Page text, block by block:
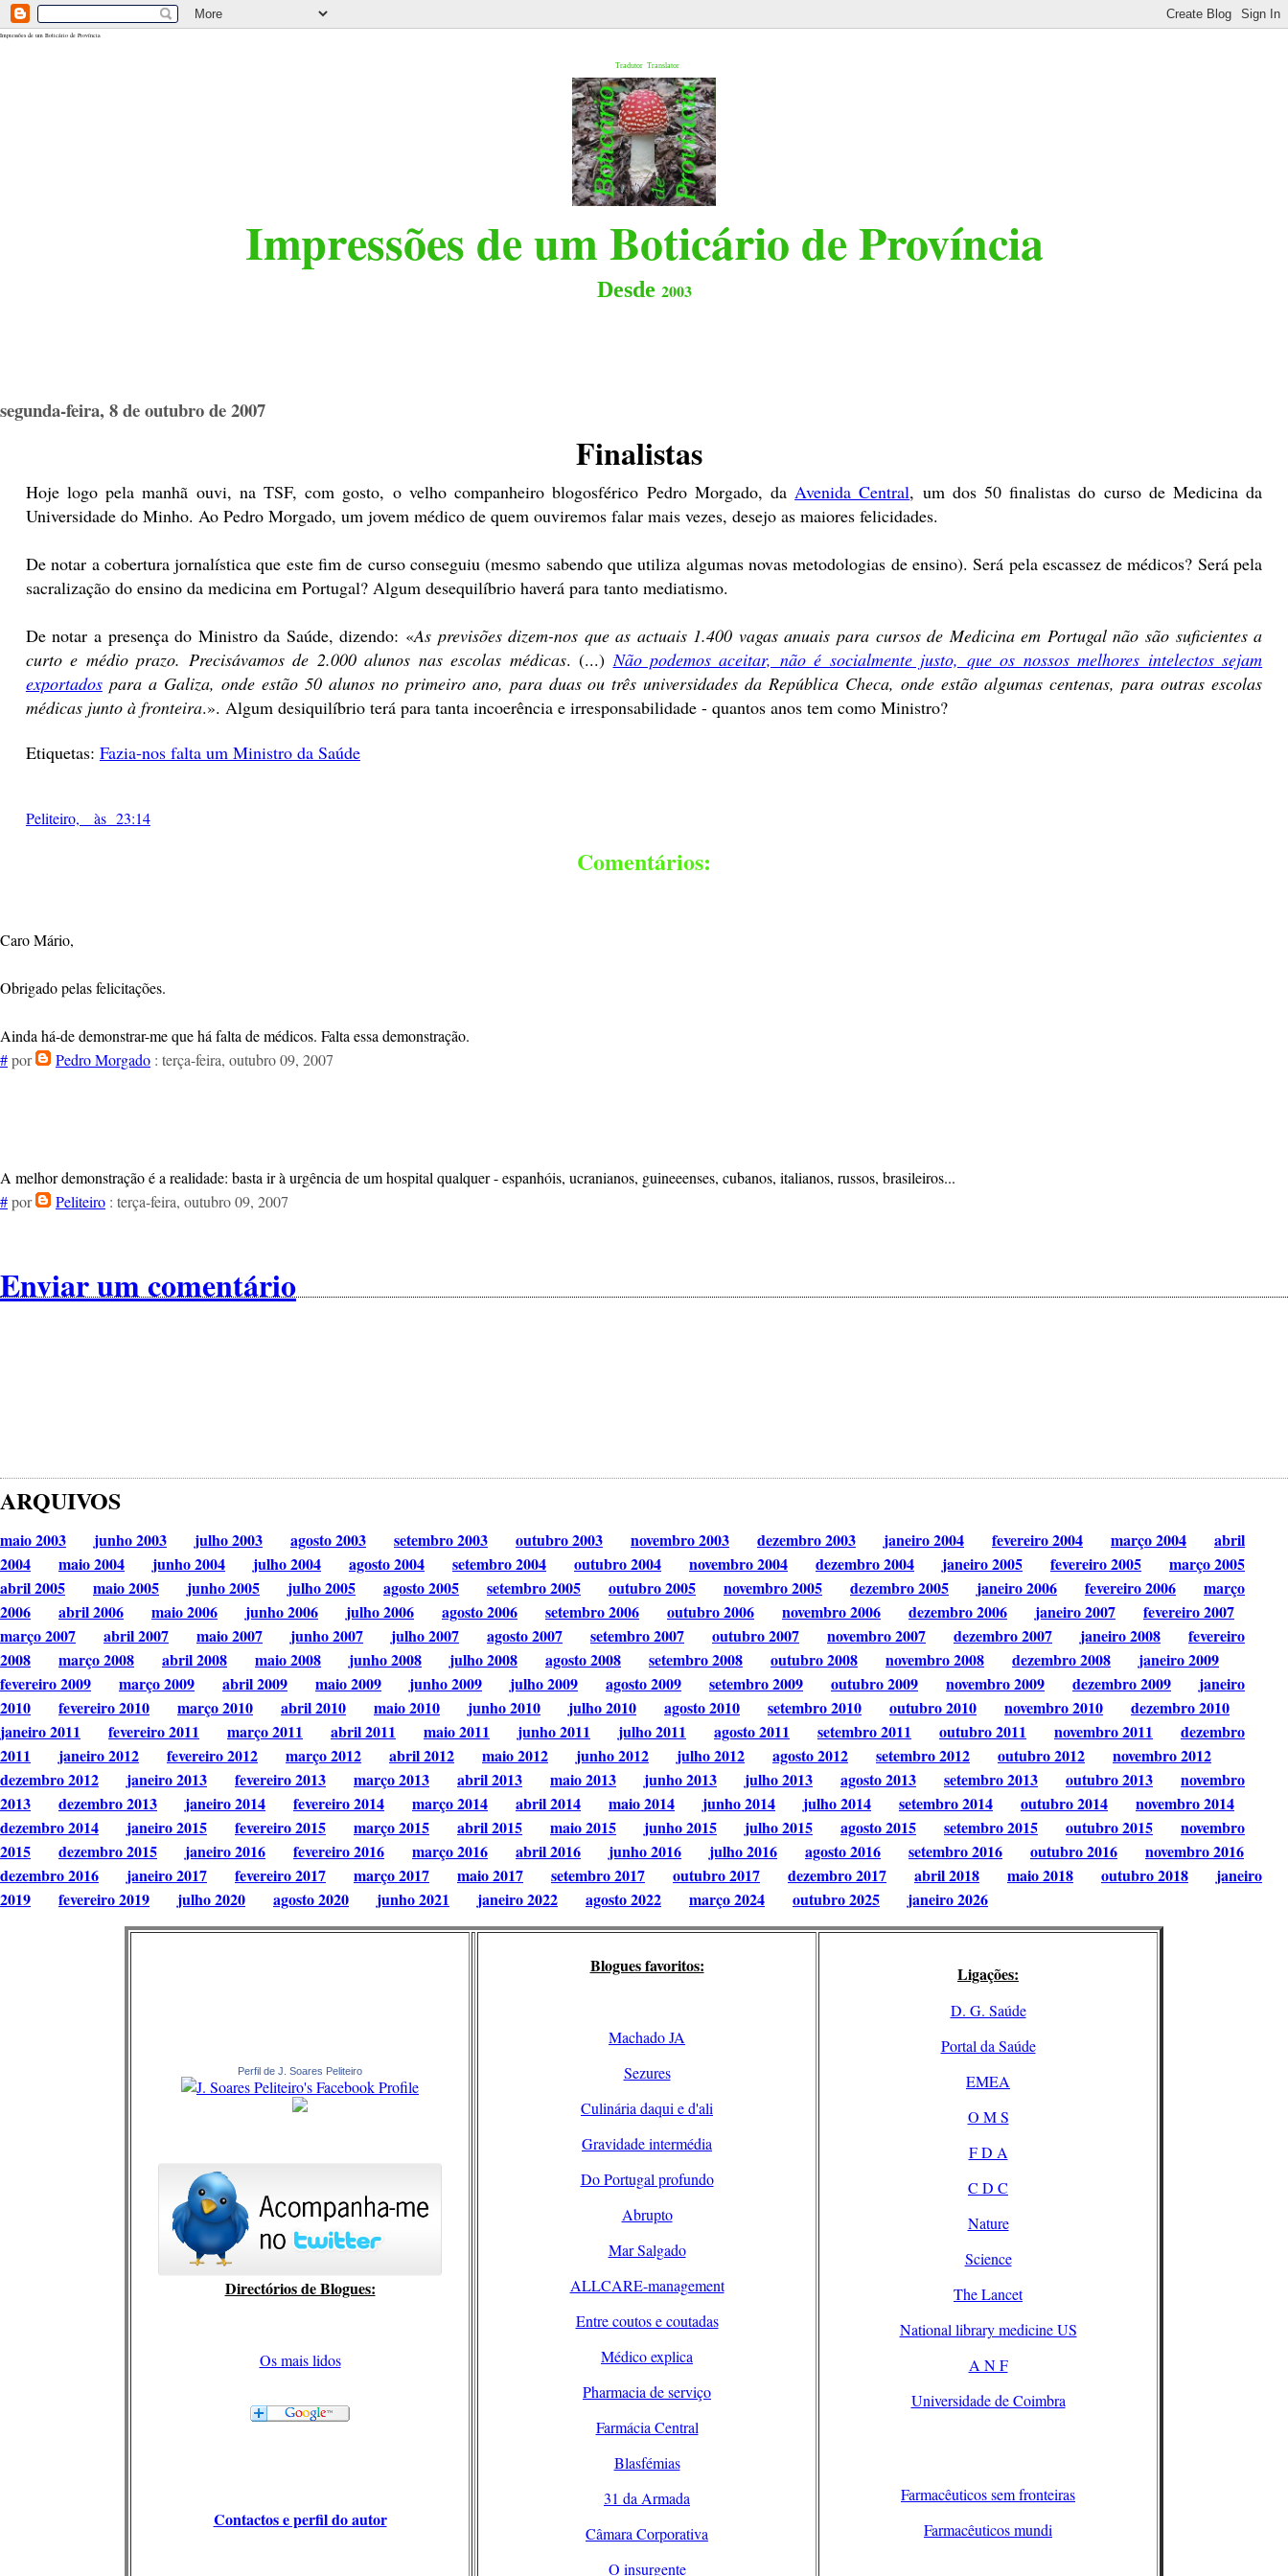
<$BlogRSDUrl$>
Impressões de um Boticário de Província
Tradutor Translator
Impressões de um Boticário de Província
Desde 2003
segunda-feira, 8 de outubro de 2007
Finalistas
Hoje logo pela manhã ouvi, na TSF, com gosto, o velho companheiro blogosférico Pedro Morgado, da Avenida Central, um dos 50 finalistas do curso de Medicina da
Universidade do Minho. Ao Pedro Morgado, um jovem médico de quem ouviremos falar mais vezes, desejo as maiores felicidades.
De notar a cobertura jornalística que este fim de curso conseguiu (mesmo sabendo que utiliza algumas novas metodologias de ensino). Será pela escassez de médicos? Será pela
sacralização do ensino da medicina em Portugal? Algum desequilíbrio haverá para tanto mediatismo.
De notar a presença do Ministro da Saúde, dizendo: «As previsões dizem-nos que as actuais 1.400 vagas anuais para cursos de Medicina em Portugal não são suficientes a
curto e médio prazo. Precisávamos de 2.000 alunos nas escolas médicas. (...) Não podemos aceitar, não é socialmente justo, que os nossos melhores intelectos sejam
exportadospara a Galiza, onde estão 50 alunos no primeiro ano, para duas ou três universidades da República Checa, onde estão algumas centenas, para outras escolas
médicas junto à fronteira.». Algum desiquilíbrio terá para tanta incoerência e irresponsabilidade - quantos anos tem como Ministro?
Etiquetas: Fazia-nos falta um Ministro da Saúde
Peliteiro, às 23:14
Comentários:
Caro Mário,
Obrigado pelas felicitações.
Ainda há-de demonstrar-me que há falta de médicos. Falta essa demonstração.
#por Pedro Morgado : terça-feira, outubro 09, 2007
A melhor demonstração é a realidade: basta ir à urgência de um hospital qualquer - espanhóis, ucranianos, guineeenses, cubanos, italianos, russos, brasileiros...
#por Peliteiro : terça-feira, outubro 09, 2007
Enviar um comentário
ARQUIVOS
maio 2003 junho 2003 julho 2003 agosto 2003 setembro 2003 outubro 2003 novembro 2003 dezembro 2003 janeiro 2004 fevereiro 2004 março 2004
abril
2004
maio 2004 junho 2004 julho 2004 agosto 2004 setembro 2004 outubro 2004 novembro 2004 dezembro 2004 janeiro 2005 fevereiro 2005
março 2005
abril 2005
maio 2005 junho 2005 julho 2005 agosto 2005 setembro 2005 outubro 2005 novembro 2005 dezembro 2005 janeiro 2006 fevereiro 2006
março
2006
abril 2006 maio 2006 junho 2006 julho 2006 agosto 2006 setembro 2006 outubro 2006 novembro 2006 dezembro 2006 janeiro 2007
fevereiro 2007
março 2007
abril 2007 maio 2007 junho 2007 julho 2007 agosto 2007 setembro 2007 outubro 2007 novembro 2007 dezembro 2007 janeiro 2008
fevereiro
2008
março 2008 abril 2008 maio 2008 junho 2008 julho 2008 agosto 2008 setembro 2008 outubro 2008 novembro 2008 dezembro 2008
janeiro 2009
fevereiro 2009
março 2009 abril 2009 maio 2009 junho 2009 julho 2009 agosto 2009 setembro 2009 outubro 2009 novembro 2009 dezembro 2009
janeiro
2010
fevereiro 2010 março 2010 abril 2010 maio 2010 junho 2010 julho 2010 agosto 2010 setembro 2010 outubro 2010 novembro 2010
dezembro 2010
janeiro 2011
fevereiro 2011 março 2011 abril 2011 maio 2011 junho 2011 julho 2011 agosto 2011 setembro 2011 outubro 2011 novembro 2011
dezembro
2011
janeiro 2012 fevereiro 2012 março 2012 abril 2012 maio 2012 junho 2012 julho 2012 agosto 2012 setembro 2012 outubro 2012
novembro 2012
dezembro 2012
janeiro 2013 fevereiro 2013 março 2013 abril 2013 maio 2013 junho 2013 julho 2013 agosto 2013 setembro 2013 outubro 2013
novembro
2013
dezembro 2013 janeiro 2014 fevereiro 2014 março 2014 abril 2014 maio 2014 junho 2014 julho 2014 setembro 2014 outubro 2014
novembro 2014
dezembro 2014
janeiro 2015 fevereiro 2015 março 2015 abril 2015 maio 2015 junho 2015 julho 2015 agosto 2015 setembro 2015 outubro 2015
novembro
2015
dezembro 2015 janeiro 2016 fevereiro 2016 março 2016 abril 2016 junho 2016 julho 2016 agosto 2016 setembro 2016 outubro 2016
novembro 2016
dezembro 2016
janeiro 2017 fevereiro 2017 março 2017 maio 2017 setembro 2017 outubro 2017 dezembro 2017 abril 2018 maio 2018 outubro 2018
janeiro
2019
fevereiro 2019 julho 2020 agosto 2020 junho 2021 janeiro 2022 agosto 2022 março 2024 outubro 2025 janeiro 2026
Perfil de J. Soares Peliteiro
Directórios de Blogues:
Os mais lidos
Contactos e perfil do autor
Blogues favoritos:
Machado JA
Sezures
Culinária daqui e d'ali
Gravidade intermédia
Do Portugal profundo
Abrupto
Mar Salgado
ALLCARE-management
Entre coutos e coutadas
Médico explica
Pharmacia de serviço
Farmácia Central
Blasfémias
31 da Armada
Câmara Corporativa
O insurgente
Ligações:
D. G. Saúde
Portal da Saúde
EMEA
O M S
F D A
C D C
Nature
Science
The Lancet
National library medicine US
A N F
Universidade de Coimbra
Farmacêuticos sem fronteiras
Farmacêuticos mundi